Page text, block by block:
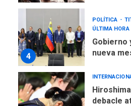
4
POLÍTICA
ÚLTIMA HORA
Gobierno
nueva
debacle